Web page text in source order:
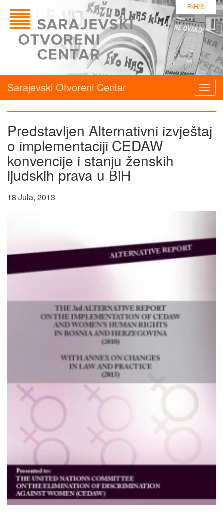
B/H/S
Sarajevski Otvoreni Centar
Predstavljen Alternativni izvještaj
o implementaciji CEDAW
konvencije i stanju ženskih
ljudskih prava u BiH
18 Jula, 2013